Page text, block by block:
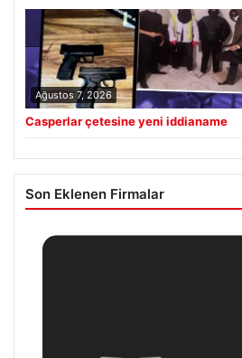
Ağustos 7, 2026
Casperlar çetesine yeni iddianame
Son Eklenen Firmalar